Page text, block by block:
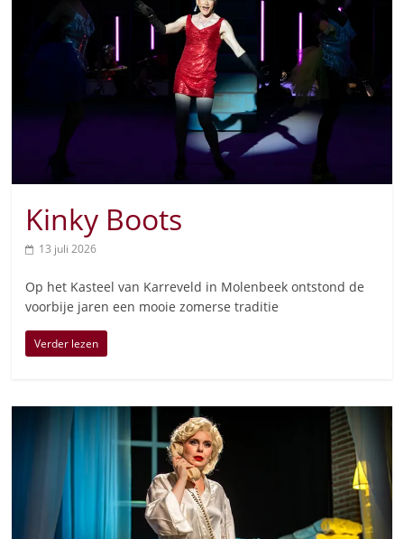
Kinky Boots
13 juli 2026
Op het Kasteel van Karreveld in Molenbeek ontstond de
voorbije jaren een mooie zomerse traditie
Verder lezen